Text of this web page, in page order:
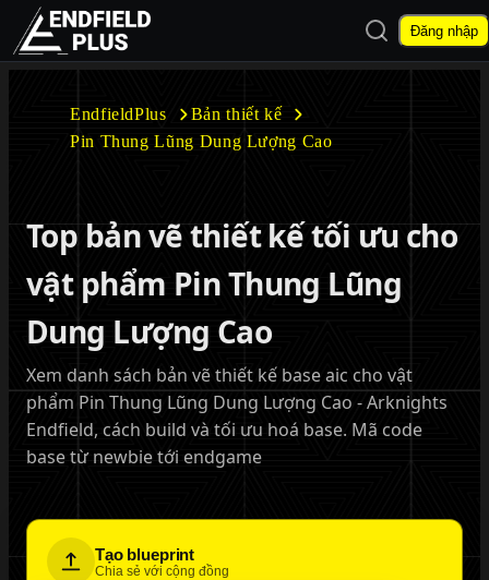
EndfieldPlus
Mở tìm kiếmĐăng nhập
EndfieldPlus
Bản thiết kế
Pin Thung Lũng Dung Lượng Cao
Top bản vẽ thiết kế tối ưu cho
vật phẩm Pin Thung Lũng
Dung Lượng Cao
Xem danh sách bản vẽ thiết kế base aic cho vật
phẩm Pin Thung Lũng Dung Lượng Cao - Arknights
Endfield, cách build và tối ưu hoá base. Mã code
base từ newbie tới endgame
Tạo blueprint
Chia sẻ với cộng đồng